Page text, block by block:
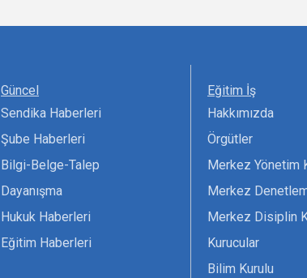
Güncel
Sendika Haberleri
Şube Haberleri
Bilgi-Belge-Talep
Dayanışma
Hukuk Haberleri
Eğitim Haberleri
Eğitim İş
Hakkımızda
Örgütler
Merkez Yönetim
Merkez
Merkez Disiplin
Kurucular
Bilim Kurulu